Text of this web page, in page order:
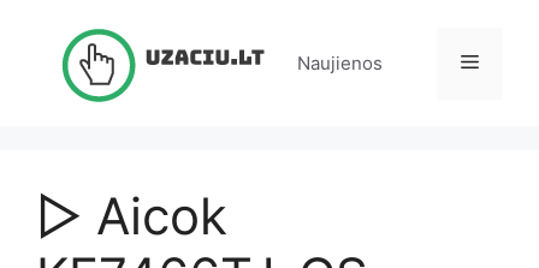
Naujienos Meniu
▷ Aicok